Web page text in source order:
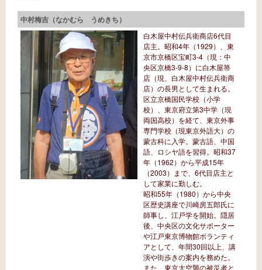
中村梅吉（なかむら うめきち）
白木屋中村伝兵衛商店6代目
店主。昭和4年（1929）、東
京市京橋区宝町3-4（現：中
央区京橋3-9-8）に白木屋箒
店（現、白木屋中村伝兵衛商
店）の長男として生まれる。
区立京橋国民学校（小学
校）、東京府立第3中学（現
両国高校）を経て、東京外事
専門学校（現東京外語大）の
蒙古科に入学。蒙古語、中国
語、ロシヤ語を習得。昭和37
年（1962）から平成15年
（2003）まで、6代目店主と
して家業に勤しむ。
昭和55年（1980）から中央
区歴史講座で川崎房五郎氏に
師事し、江戸学を開始。隠居
後、中央区の文化サポーター
や江戸東京博物館ボランティ
アとして、年間30回以上、講
演や街歩きの案内を務めた。
また、東京大空襲の被災者と